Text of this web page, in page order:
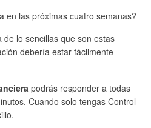
en las próximas cuatro semanas?
lo sencillas que son estas
debería estar fácilmente
podrás responder a todas
Cuando solo tengas Control